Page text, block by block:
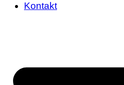
Kontakt